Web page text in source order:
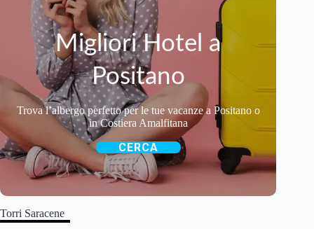
Migliori Hotel a
Positano
Trova l’albergo perfetto per le tue vacanze a Positano o
in Costiera Amalfitana
CERCA
Torri Saracene